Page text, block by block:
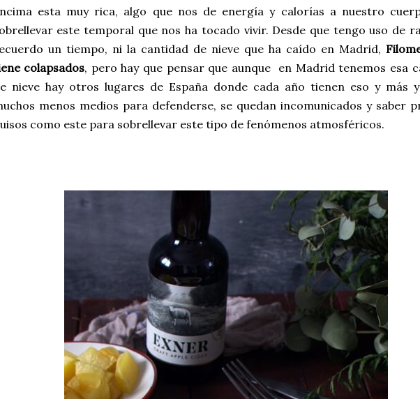
esta muy rica, algo que nos de energía y calorías a nuestro
este temporal que nos ha tocado vivir. Desde que tengo uso de
un tiempo, ni la cantidad de nieve que ha caído en Madrid,
colapsados, pero hay que pensar que aunque en Madrid tenemos esa
nieve hay otros lugares de España donde cada año tienen eso y más
menos medios para defenderse, se quedan incomunicados y saber
como este para sobrellevar este tipo de fenómenos atmosféricos.